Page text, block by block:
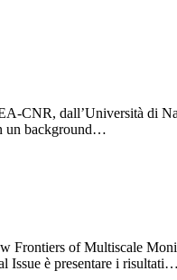
CNR, dall’Università di
un background…
Frontiers of Multiscale
Issue è presentare i risultati…